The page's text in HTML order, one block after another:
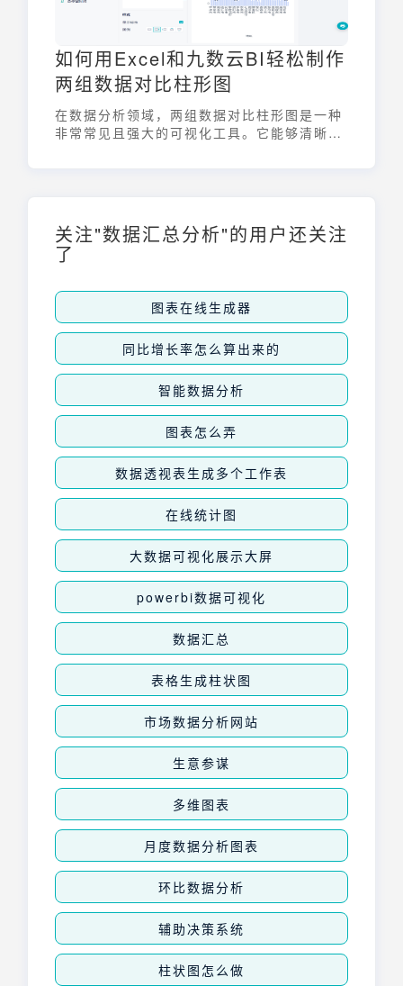
如何用Excel和九数云BI轻松制作
两组数据对比柱形图
在数据分析领域，两组数据对比柱形图是一种
非常常见且强大的可视化工具。它能够清晰地
柱形图都能发挥重要作用。本文将详细介绍如
何使用Excel和FineBI这两款工具，轻松制作
专业的两组数据对比柱形图。
关注"数据汇总分析"的用户还关注
了
图表在线生成器
同比增长率怎么算出来的
智能数据分析
图表怎么弄
数据透视表生成多个工作表
在线统计图
大数据可视化展示大屏
powerbi数据可视化
数据汇总
表格生成柱状图
市场数据分析网站
生意参谋
多维图表
月度数据分析图表
环比数据分析
辅助决策系统
柱状图怎么做